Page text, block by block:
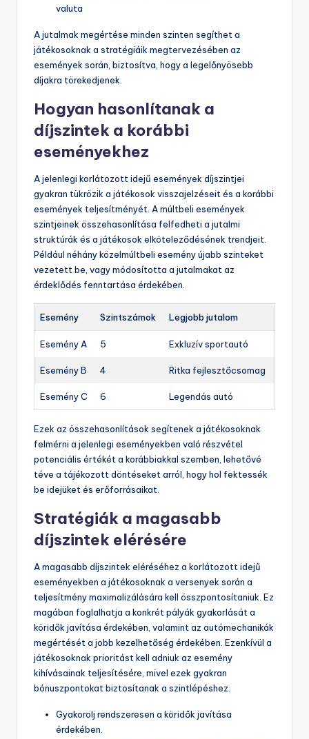
valuta
A jutalmak megértése minden szinten segíthet a
játékosoknak a stratégiáik megtervezésében az
események során, biztosítva, hogy a legelőnyösebb
díjakra törekedjenek.
Hogyan hasonlítanak a
díjszintek a korábbi
eseményekhez
A jelenlegi korlátozott idejű események díjszintjei
gyakran tükrözik a játékosok visszajelzéseit és a korábbi
események teljesítményét. A múltbeli események
szintjeinek összehasonlítása felfedheti a jutalmi
struktúrák és a játékosok elköteleződésének trendjeit.
Például néhány közelmúltbeli esemény újabb szinteket
vezetett be, vagy módosította a jutalmakat az
érdeklődés fenntartása érdekében.
Esemény Szintszámok Legjobb jutalom
Esemény A 5 Exkluzív sportautó
Esemény B 4 Ritka fejlesztőcsomag
Esemény C 6 Legendás autó
Ezek az összehasonlítások segítenek a játékosoknak
felmérni a jelenlegi eseményekben való részvétel
potenciális értékét a korábbiakkal szemben, lehetővé
téve a tájékozott döntéseket arról, hogy hol fektessék
be idejüket és erőforrásaikat.
Stratégiák a magasabb
díjszintek elérésére
A magasabb díjszintek eléréséhez a korlátozott idejű
eseményekben a játékosoknak a versenyek során a
teljesítmény maximalizálására kell összpontosítaniuk. Ez
magában foglalhatja a konkrét pályák gyakorlását a
köridők javítása érdekében, valamint az autómechanikák
megértését a jobb kezelhetőség érdekében. Ezenkívül a
játékosoknak prioritást kell adniuk az esemény
kihívásainak teljesítésére, mivel ezek gyakran
bónuszpontokat biztosítanak a szintlépéshez.
Gyakorolj rendszeresen a köridők javítása
érdekében.